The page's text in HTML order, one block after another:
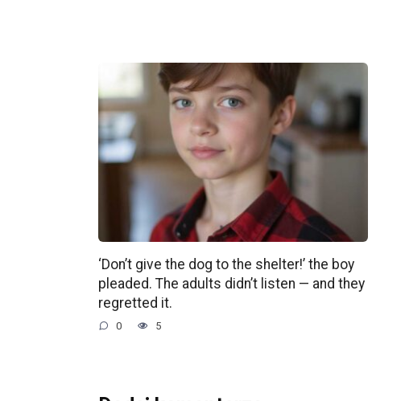
‘Don’t give the dog to the shelter!’ the boy
pleaded. The adults didn’t listen — and they
regretted it.
0 5